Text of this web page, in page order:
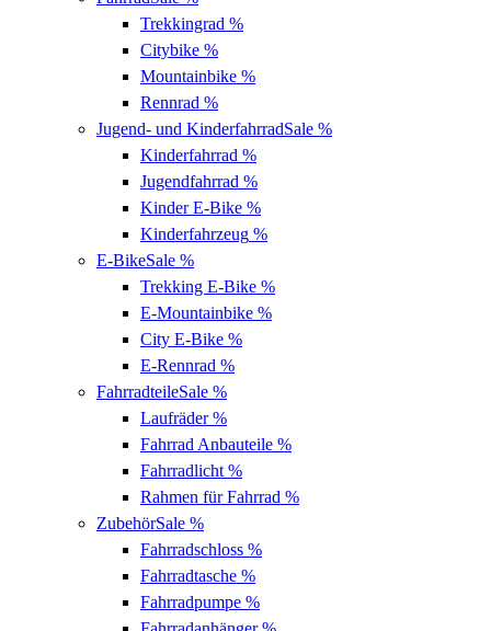
Trekkingrad %
Citybike %
Mountainbike %
Rennrad %
Jugend- und KinderfahrradSale %
Kinderfahrrad %
Jugendfahrrad %
Kinder E-Bike %
Kinderfahrzeug %
E-BikeSale %
Trekking E-Bike %
E-Mountainbike %
City E-Bike %
E-Rennrad %
FahrradteileSale %
Laufräder%
Fahrrad Anbauteile %
Fahrradlicht %
Rahmen für Fahrrad %
ZubehörSale %
Fahrradschloss %
Fahrradtasche %
Fahrradpumpe %